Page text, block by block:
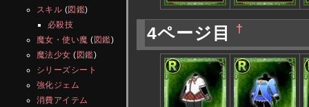
スキル (図鑑)
必殺技
魔女・使い魔 (図鑑)
魔法少女 (図鑑)
シリーズシート
強化ジェム
消費アイテム
4ページ目 †